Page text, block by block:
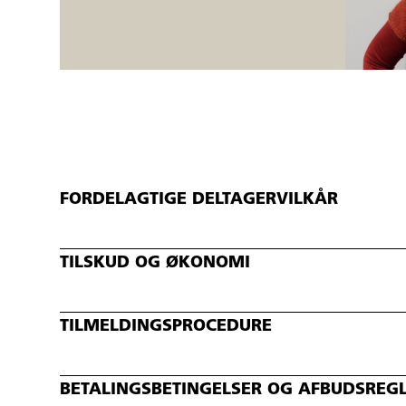
FORDELAGTIGE DELTAGERVILKÅR
TILSKUD OG ØKONOMI
TILMELDINGSPROCEDURE
BETALINGSBETINGELSER OG